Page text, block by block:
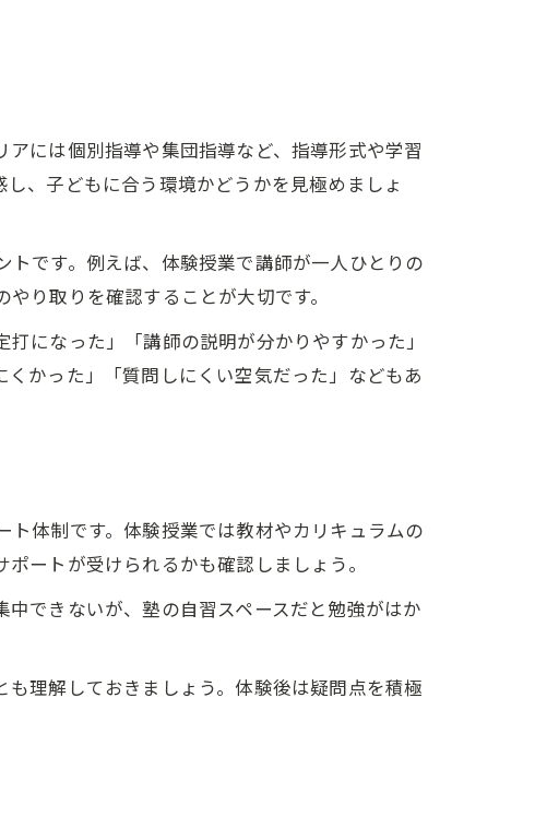
には個別指導や集団指導など、指導形式や学習
、子どもに合う環境かどうかを見極めましょ
です。例えば、体験授業で講師が一人ひとりの
り取りを確認することが大切です。
になった」「講師の説明が分かりやすかった」
かった」「質問しにくい空気だった」などもあ
体制です。体験授業では教材やカリキュラムの
ートが受けられるかも確認しましょう。
できないが、塾の自習スペースだと勉強がはか
理解しておきましょう。体験後は疑問点を積極